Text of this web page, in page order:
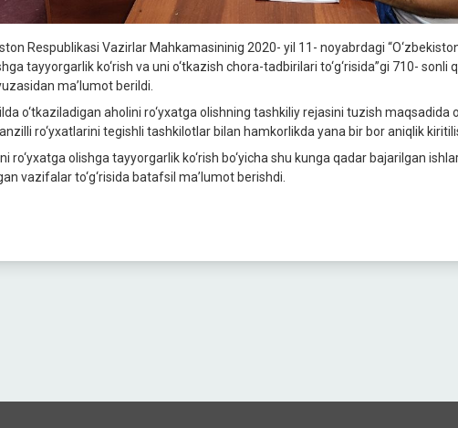
Respublikasi Vazirlar Mahkamasininig 2020- yil 11- noyabrdagi
tayyorgarlik ko‘rish va uni o‘tkazish chora-tadbirilari to‘g‘risida”gi 710- sonli
ma’lumot berildi.
o‘tkaziladigan aholini ro‘yxatga olishning tashkiliy rejasini tuzish maqsadida
ro‘yxatlarini tegishli tashkilotlar bilan hamkorlikda yana bir bor aniqlik
ro‘yxatga olishga tayyorgarlik ko‘rish bo‘yicha shu kunga qadar bajarilgan
vazifalar to‘g‘risida batafsil ma’lumot berishdi.